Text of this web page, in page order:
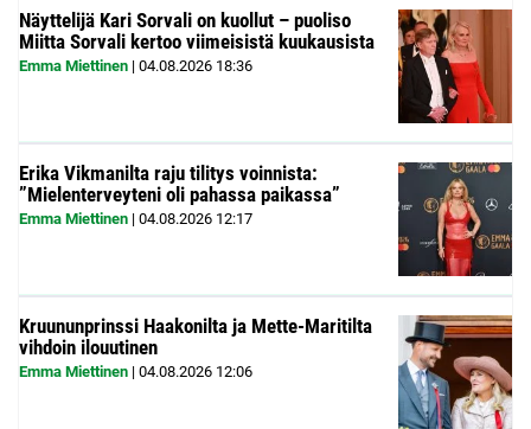
Näyttelijä Kari Sorvali on kuollut – puoliso
Miitta Sorvali kertoo viimeisistä kuukausista
Emma Miettinen | 04.08.2026 18:36
Erika Vikmanilta raju tilitys voinnista:
”Mielenterveyteni oli pahassa paikassa”
Emma Miettinen | 04.08.2026 12:17
Kruununprinssi Haakonilta ja Mette-Maritilta
vihdoin ilouutinen
Emma Miettinen | 04.08.2026 12:06